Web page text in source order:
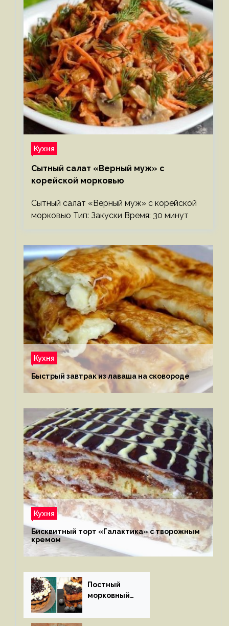
Кухня
Сытный салат «Верный муж» с
корейской морковью
Сытный салат «Верный муж» с корейской
морковью Тип: Закуски Время: 30 минут
Кухня
Быстрый завтрак из лаваша на сковороде
Кухня
Бисквитный торт «Галактика» с творожным
кремом
Постный
морковный